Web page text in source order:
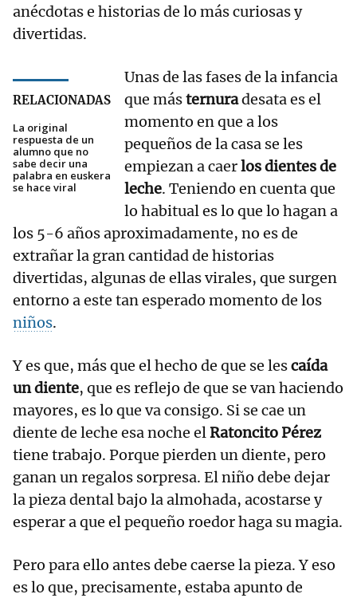
anécdotas e historias de lo más curiosas y
divertidas.
RELACIONADAS
La original
respuesta de un
alumno que no
sabe decir una
palabra en euskera
se hace viral
Unas de las fases de la infancia
que másternuradesata es el
momento en que a los
pequeños de la casa se les
empiezan a caerlos dientes de
leche. Teniendo en cuenta que
lo habitual es lo que lo hagan a
los 5-6 años aproximadamente, no es de
extrañar la gran cantidad de historias
divertidas, algunas de ellas virales, que surgen
entorno a este tan esperado momento de los
niños.
Y es que, más que el hecho de que se lescaída
un diente, que es reflejo de que se van haciendo
mayores, es lo que va consigo. Si se cae un
diente de leche esa noche elRatoncito Pérez
tiene trabajo. Porque pierden un diente, pero
ganan un regalos sorpresa. El niño debe dejar
la pieza dental bajo la almohada, acostarse y
esperar a que el pequeño roedor haga su magia.
Pero para ello antes debe caerse la pieza. Y eso
es lo que, precisamente, estaba apunto de